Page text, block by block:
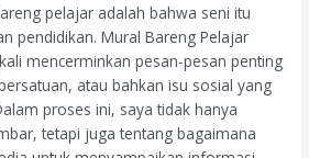
pelajar adalah bahwa seni itu
pendidikan. Mural Bareng Pelajar
mencerminkan pesan-pesan penting
atau bahkan isu sosial yang
proses ini, saya tidak hanya
tetapi juga tentang bagaimana